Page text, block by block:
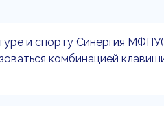
и спорту Синергия
комбинацией клавиши